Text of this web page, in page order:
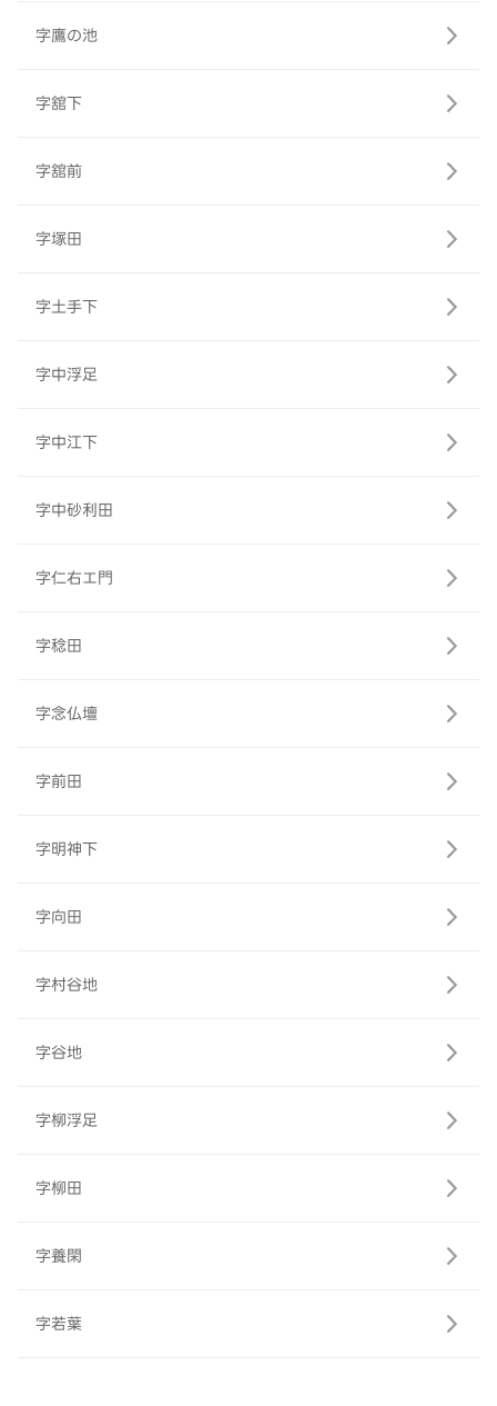
字鷹の池
字舘下
字舘前
字塚田
字土手下
字中浮足
字中江下
字中砂利田
字仁右エ門
字稔田
字念仏壇
字前田
字明神下
字向田
字村谷地
字谷地
字柳浮足
字柳田
字養閑
字若葉